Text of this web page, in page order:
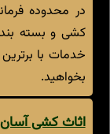
در محدوده
کشی و بسته
خدمات با
بخواهید.
اثاث کشی